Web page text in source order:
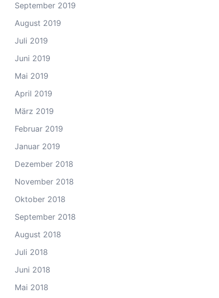
September 2019
August 2019
Juli 2019
Juni 2019
Mai 2019
April 2019
März 2019
Februar 2019
Januar 2019
Dezember 2018
November 2018
Oktober 2018
September 2018
August 2018
Juli 2018
Juni 2018
Mai 2018